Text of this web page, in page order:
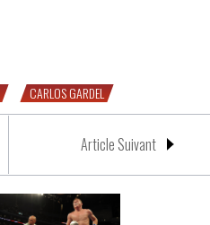
CARLOS GARDEL
Article Suivant